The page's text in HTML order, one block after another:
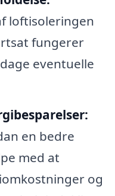
loftisoleringen
fungerer
eventuelle
en bedre
med at
og